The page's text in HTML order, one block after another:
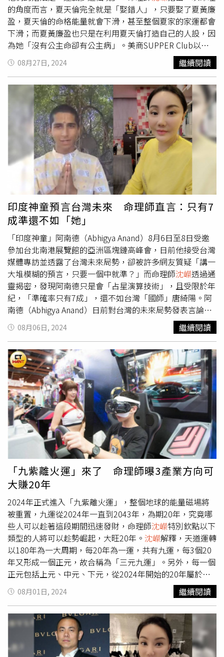
生活扶助計畫」，幫助更多弱勢家庭，減少社會問題及預防
不幸事件發生，還加碼贈送「魔法羊乳皂100個」、「魔法
擦拭布40條」、「沈嶸老師著作60本」。同時也捐贈台北
家扶中心「魔法羊乳皂100個」、「魔法洗碗精100瓶」、
「
老師著作100本」，總物資捐贈累計21950份，期望
將愛心散佈到台灣的各個角落。（圖／
提供）
論外表多麼的和善溫柔，都會像殺手一樣，內心陰狠有謀
略，擅長私下處理檯面下見不得光的事，做事機靈有手腕，
懂得鑽營取巧，不達目的決不罷休，必要時也會使用狠絕的
手段。沈嶸表示通常這種命格的人，一生中會有不少的磨
難，時常需要掙扎、拚搏來度過難關，如果沒有把持良好的
道德，就容易因為一念之差而走上歪路，而且此種命格的人
一旦自身難保，隨時都有可能做出「玉石俱焚」的決定。沈
嶸
表示應曉薇目前已陷入「自刑」（自我刑剋），表示她是
自作自受害到自己，運勢跌落谷底，靈界訊號顯示她因跟沈
慶京勾結，欺負、欺騙、背叛市民，導致現階段「惡業大爆
沈嶸進一步調閱應曉薇因果簿，裡面記載的不良業力
有：「官商勾結」、「欺瞞」、「背叛台北市民」、「施壓
他人」、「暴力」等業力。沈嶸用塔羅牌為柯文哲占卜，目
前顯示柯文哲會「暫時無事」。（圖／
提供）至於民眾
黨主席柯文哲的下一步怎麼走？沈嶸 用塔羅牌抽出「聖杯
四」、「審判」、「寶劍五」和「寶劍四」，代表雖然現在
柯文哲已經受到不小的損傷，但柯文哲會暫時無事，檢調與
敵對勢力暫時還動不了他，他會有段喘口氣的時間能夠運籌
帷幄，找尋應對方法，但未來還會有更多證據曝光，他會有
一場硬仗要打，恐怕免不了多次進出法院，讓他疲於應對，
勢必還會造成更大的損傷。
的角度而言，夏天倫完全就是「娶錯人」，只要娶了夏黃廉
盈，夏天倫的命格能量就會下滑，甚至整個夏家的家運都會
下滑；而夏黃廉盈也只是在利用夏天倫打造自己的人設，因
為她「沒有公主命卻有公主病」。美商SUPPER Club以及
the LOOP集團創辦人夏天倫常常在Threads上留言，暗示前
妻、「名媛版大S」夏黃廉盈在婚姻中的離譜行徑，22日直
接具體爆料夏黃廉盈盜走家中壓歲錢，25日更是在一天內發
了11篇文，指控前妻出軌、拋家棄女、蹭夏家知名度等行
為，他還為一連串的內容加註「連贏夢遊仙境」。有網友質
疑為何都離婚3年了才來爆料，夏天倫透露因為前妻最近帶
家人去買東西，竟然還討要花費的金錢，讓家人不滿向他訴
苦，也讓他決定出來爆料。這對昔日在社群甜蜜放閃的豪門
夫妻，為何會變成如今檯面上的怨偶？命理師沈嶸
通靈後發
現，兩人從2008年先有後婚時就已經是「刑剋」，至今未
沈嶸直言夏天倫就是「娶錯人」，指出「刑剋」的關係
讓夏天倫的命格能量下滑，甚至整個夏家的家運都受影響；
反觀夏黃廉盈則是類似奪取夏家氣運，婚後命格立刻提升，
獲得地位與名聲，等於成功晉升上流。沈嶸進一步分析兩人
命格，發現夏天倫身上帶有「有錢人能量」，命格可「連旺
30年」，是真正的有錢人；夏黃廉盈雖然本身家境也不錯，
但實際上並沒有富貴的能量，甚至還有「賺錢辛苦」的頻
率。沈嶸直言，夏黃廉盈只是「活得像個名媛」的偽公主，
「不是真正的有錢人」，只能自己打造的「貴婦公主命」人
設。沈嶸 也指出，兩人並不是「真愛」對方，所以關係從一
開始就是「刑剋」，夏天倫雖然曾被夏黃廉盈徹底迷倒過，
完全臣服於夏黃的美貌、性感身材與氣質形象，並非真正愛
上她這個人；而夏黃廉盈更是沒有愛過夏天倫，對她而言夏
天倫只是類似於「金主」的角色，好讓她能夠打造出精緻的
名媛人設。不過，夏天倫當時愛夏黃廉盈的能量是非常強
的，是這段關係中「唯一有愛情」的人，直到最後幻想破
滅，才由愛生恨，從佳偶變怨偶。面對前夫夏天倫頻頻在社
群上喊話，夏黃廉盈卻一直沒有動作。沈嶸也特別通靈調閱
夏黃廉盈的腦波，發現她完全不願意歸還竊盜的財務，也不
想拿掉前夫的「夏」姓，她認為這已是她人設的一部份了，
對於夏天倫所提出的四點要求（歸還紅包、拿掉夫姓、不可
貼出夏家人照片、見小孩地須提前一個月安排）完全不想理
會，現在只想放著冷處理，讓事件快點過去。深入剖析夏黃
廉盈的想法，沈嶸說她是比較愛自己、活在自我世界的人，
所以她無法真正愛任何人，她認為自己是「公主命」，所以
極力想打造完美的公主人設，愛美、愛精品，喜歡到高級餐
廳打卡，只可惜以靈界的角度來看，她並不具有「公主」高
貴的氣場，夏黃廉盈原本有福氣靠著嫁入夏家「豪門上
位」，現在不僅離婚，不得夏家人待見，還面臨人設崩壞的
危機，等於把一手好牌打壞，後續還要面臨夏天倫更多的爆
料，未來不一定能繼續維持名媛公主人設。沈嶸認為比起打
造虛偽人設，更重要的是成為真實的好人比較實在，因此早
在4年前就發願「每月捐十萬，持續二十年」，至今已累計
捐款達590萬元，持續朝總目標「2400萬元（回饋台灣二十
年）」邁進。本月
捐贈10萬元給「陽光社會福利基金
會」，資助「口腔癌生心理服務募款專案」，為口腔癌病友
提供生理復健與心理重建，以及營養品、經濟補助、家庭支
持等服務，
沈嶸同時加碼贈送「魔法竹摺扇100把」「魔法
羊乳皂100個」「沈嶸 老師著作60本」，總物資捐贈累計
21450份，期望將公益行動散佈在台灣的各個角落。（圖／
08月27日, 2024 繼續閱讀
印度神童預言台灣未來 命理師直言：只有7
成準還不如「她」
「印度神童」阿南德（Abhigya Anand）8月6日至8日受邀
參加台北南港展覽館的亞洲區塊鏈高峰會，日前他接受台灣
媒體專訪並透露了台灣未來局勢，卻被許多網友質疑「講一
大堆模糊的預言，只要一個中就準？」而命理師沈嶸透過通
靈揭密，發現阿南德只是會「占星演算技術」，且受限於年
紀，「準確率只有7成」，還不如台灣「國師」唐綺陽。阿
南德（Abhigya Anand）日前對台灣的未來局勢發表言論，
表示「在2025年3月，南海可能會有衝突而影響台灣」，並
點出「2028年至2032年會是『動盪期』，兩岸關係將在這
段時間出現變動」；他也預言「台積電會在2025年遇到一
些問題，必須小心應對。」引起輿論譁然，許多網友質疑：
「哪裡準？2021年印度疫情嚴重爆發，他也沒預測到」、
「講一大堆模糊的預言，只要一個中就準？」究竟阿南德到
底有沒有預言能力？命理師沈嶸通靈調閱阿南德的靈魂資
料，發現阿南德並「沒有通靈能力」，僅擁有「占星演算技
術」，準確率只有7成，並不到他自稱的8成。而綜觀他過去
的預言，命中的也只有：2019年全球COVID-19疫情大爆
發、2022年黃金價格攀升、2023年10月至2024年農曆新年
之間發生大地震（2024年1月1日日本能登半島地震）與通
貨膨脹問題加劇。其餘多數預言像是「與伊朗的戰爭或許即
將爆發，同時可能爆發印巴戰爭」、「一般人連一克黃金都
買不起」並未發生；預言「經濟災難將至，金價將隨石油上
漲」，甚至與實際情況相反。沈嶸 說原因正是他「只能推
演，不能通靈」。沈嶸分析，阿南德使用的是印度「吠陀占
星術」，與西洋占星術不同，西洋占星術著重在性格、心理
與命運的探討，而吠陀占星則是以預測局勢的吉凶禍福、個
人行運為主，講究因果業力，所以吠陀占星師占卜後都會提
出應對解方，像是茹素、親近自然等方法。
沈嶸進一步通靈
後發現其實阿南德的靈魂是外星人轉世，這一世是他來到地
球的第二世，靈魂具備一些先進技術，所以阿南德在推演星
圖時會出現特殊靈感，只不過他的準確率不高，才會導致多
數預言失準，以他年紀而言，能做到這樣已經很不錯了，但
仍不足以稱為「神準」。
沈嶸補充，世上有很多在命理、占
卜、通靈上特別準確的老師，通常都是外星人轉世，「像我
自己就曾通靈查出我來自於外星母星『參宿四星』，所以我
08月06日, 2024 繼續閱讀
「九紫離火運」來了 命理師曝3產業方向可
大賺20年
2024年正式進入「九紫離火運」，整個地球的能量磁場將
被重置，九運從2024年一直到2043年，為期20年，究竟哪
些人可以趁著這段期間迅速發財，命理師沈嶸特別欽點以下
類型的人將可以趁勢崛起，大旺20年。 沈嶸解釋，天道運轉
以180年為一大周期，每20年為一運，共有九運，每3個20
年又形成一個正元，故合稱為「三元九運」。另外，每一個
正元包括上元、中元、下元，從2024年開始的20年屬於下
元九運，對應八卦中的「離卦」，是五行中屬火的卦，所對
應的星為「九紫星」，由此可知，2024年到2043年將會走
20年「九紫離火運」，一切符合離火元素的萬物類相都會應
運而發，乘旺氣、走好運。由於離卦象徵外實內虛， 沈嶸
出，反映在現代社會裡，人們普遍會有外在物質豐富，但內
在精神焦慮、憂鬱、暴躁的現象，精神和心理層面問題增
08月01日, 2024 繼續閱讀